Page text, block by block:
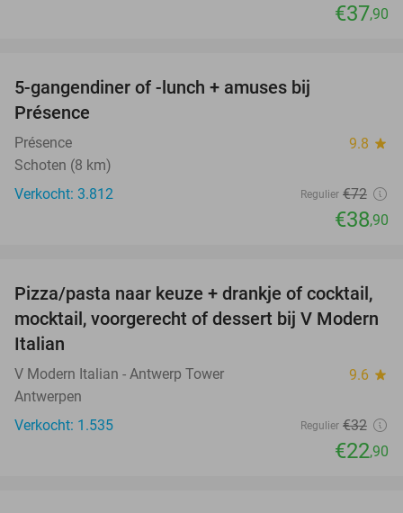
€37,90
5-gangendiner of -lunch + amuses bij
Présence
Présence 9.8 star
Schoten (8 km)
Verkocht: 3.812
Regulier €72
€38,90
28%
Pizza/pasta naar keuze + drankje of cocktail,
mocktail, voorgerecht of dessert bij V Modern
Italian
V Modern Italian - Antwerp Tower 9.6 star
Antwerpen
Verkocht: 1.535
Regulier €32
€22,90